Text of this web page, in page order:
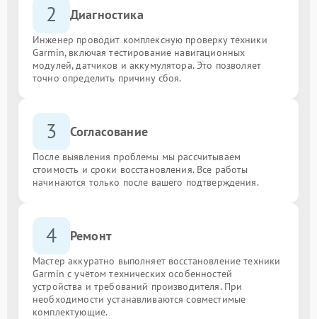
2 Диагностика
Инженер проводит комплексную проверку техники
Garmin, включая тестирование навигационных
модулей, датчиков и аккумулятора. Это позволяет
точно определить причину сбоя.
3 Согласование
После выявления проблемы мы рассчитываем
стоимость и сроки восстановления. Все работы
начинаются только после вашего подтверждения.
4 Ремонт
Мастер аккуратно выполняет восстановление техники
Garmin с учётом технических особенностей
устройства и требований производителя. При
необходимости устанавливаются совместимые
комплектующие.